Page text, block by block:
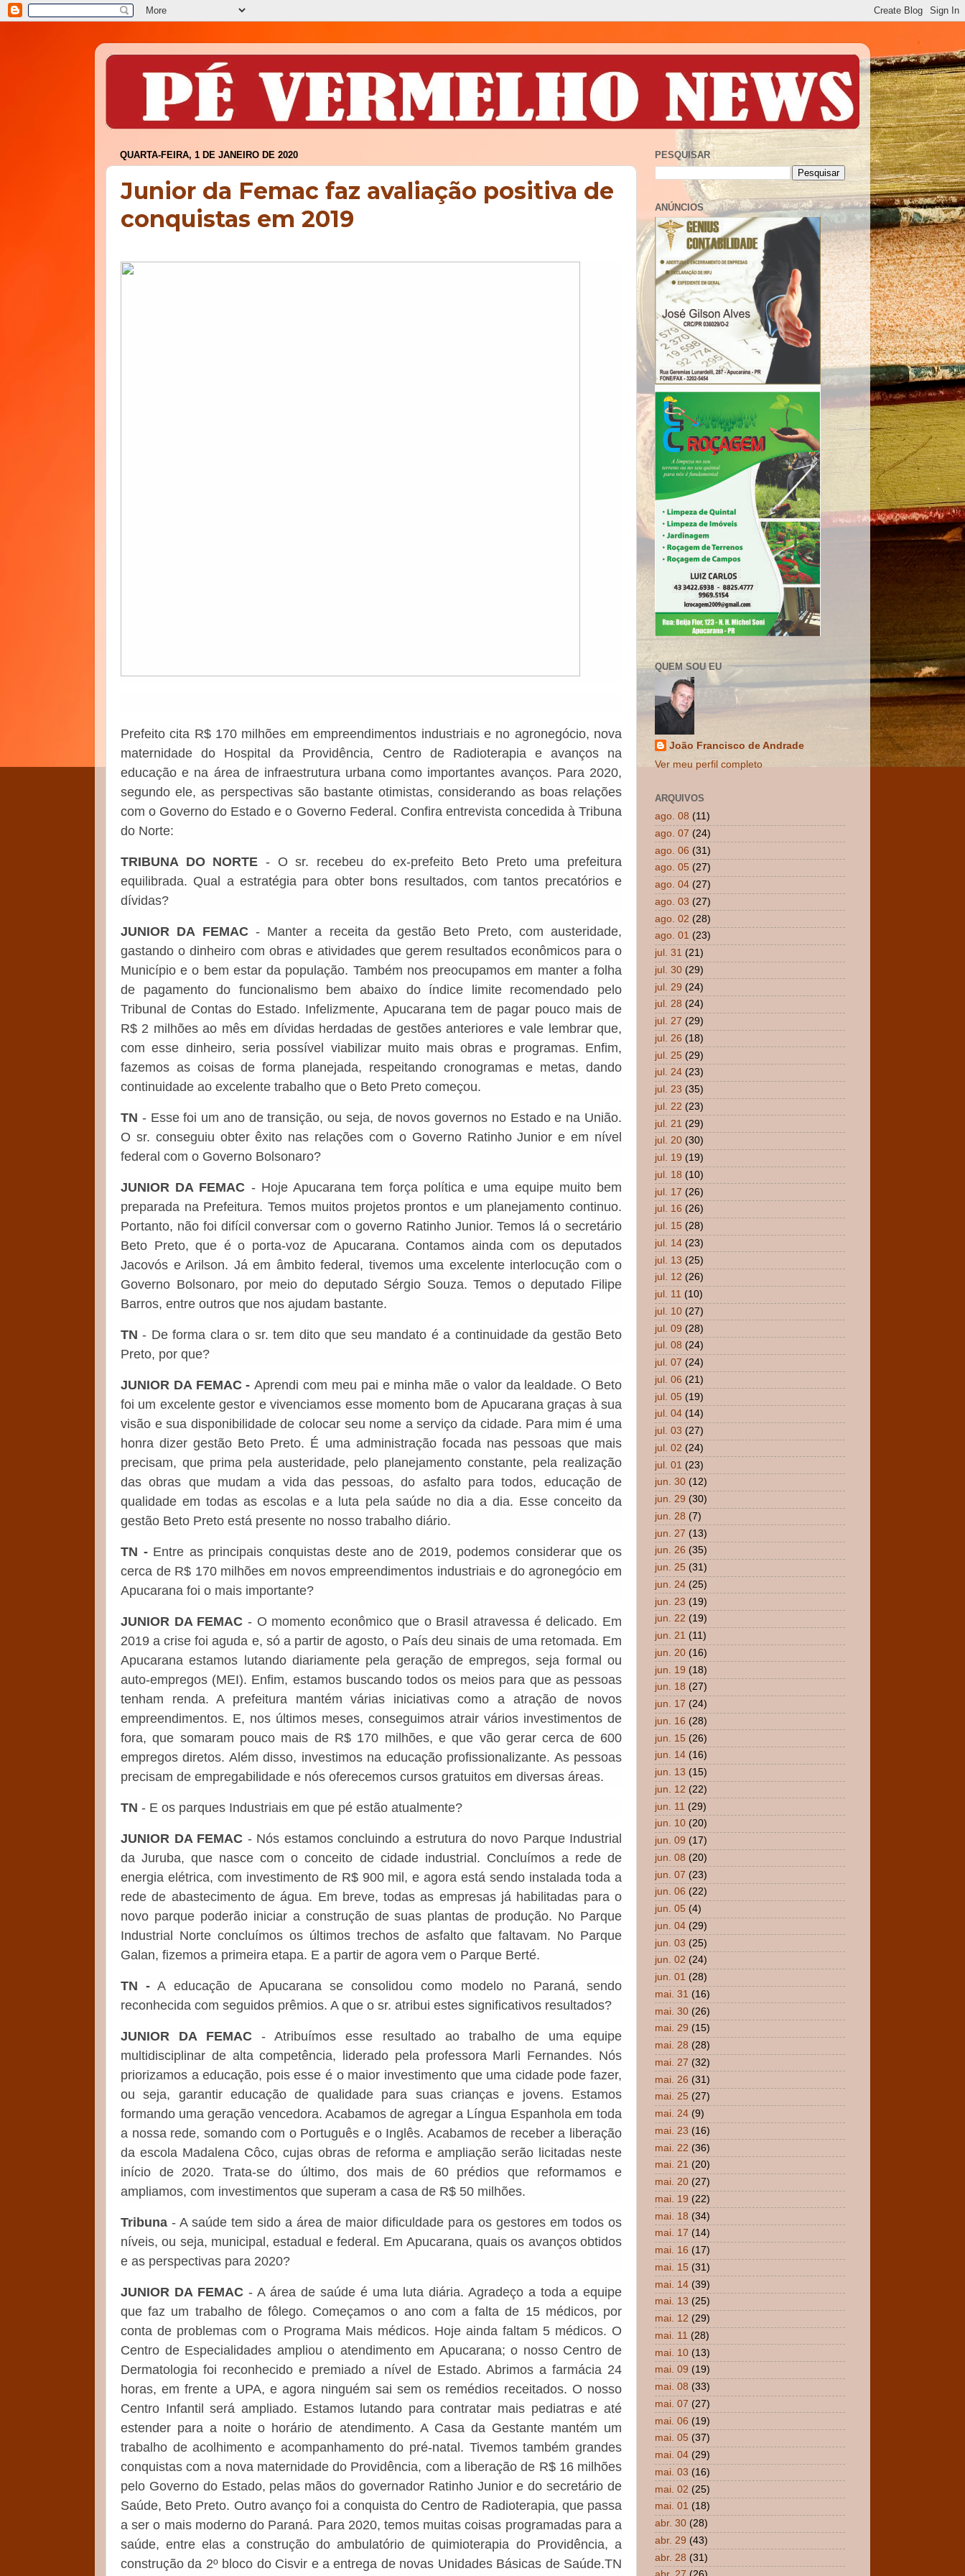
QUARTA-FEIRA, 1 DE JANEIRO DE 2020
Junior da Femac faz avaliação positiva de
conquistas em 2019
Prefeito cita R$ 170 milhões em empreendimentos industriais e no agronegócio, nova
maternidade do Hospital da Providência, Centro de Radioterapia e avanços na
educação e na área de infraestrutura urbana como importantes avanços. Para 2020,
segundo ele, as perspectivas são bastante otimistas, considerando as boas relações
com o Governo do Estado e o Governo Federal. Confira entrevista concedida à Tribuna
do Norte:
TRIBUNA DO NORTE - O sr. recebeu do ex-prefeito Beto Preto uma prefeitura
equilibrada. Qual a estratégia para obter bons resultados, com tantos precatórios e
dívidas?
JUNIOR DA FEMAC- Manter a receita da gestão Beto Preto, com austeridade,
gastando o dinheiro com obras e atividades que gerem resultados econômicos para o
Município e o bem estar da população. Também nos preocupamos em manter a folha
de pagamento do funcionalismo bem abaixo do índice limite recomendado pelo
Tribunal de Contas do Estado. Infelizmente, Apucarana tem de pagar pouco mais de
R$ 2 milhões ao mês em dívidas herdadas de gestões anteriores e vale lembrar que,
com esse dinheiro, seria possível viabilizar muito mais obras e programas. Enfim,
fazemos as coisas de forma planejada, respeitando cronogramas e metas, dando
continuidade ao excelente trabalho que o Beto Preto começou.
TN - Esse foi um ano de transição, ou seja, de novos governos no Estado e na União.
O sr. conseguiu obter êxito nas relações com o Governo Ratinho Junior e em nível
federal com o Governo Bolsonaro?
JUNIOR DA FEMAC - Hoje Apucarana tem força política e uma equipe muito bem
preparada na Prefeitura. Temos muitos projetos prontos e um planejamento continuo.
Portanto, não foi difícil conversar com o governo Ratinho Junior. Temos lá o secretário
Beto Preto, que é o porta-voz de Apucarana. Contamos ainda com os deputados
Jacovós e Arilson. Já em âmbito federal, tivemos uma excelente interlocução com o
Governo Bolsonaro, por meio do deputado Sérgio Souza. Temos o deputado Filipe
Barros, entre outros que nos ajudam bastante.
TN - De forma clara o sr. tem dito que seu mandato é a continuidade da gestão Beto
Preto, por que?
JUNIOR DA FEMAC -Aprendi com meu pai e minha mãe o valor da lealdade. O Beto
foi um excelente gestor e vivenciamos esse momento bom de Apucarana graças à sua
visão e sua disponibilidade de colocar seu nome a serviço da cidade. Para mim é uma
honra dizer gestão Beto Preto. É uma administração focada nas pessoas que mais
precisam, que prima pela austeridade, pelo planejamento constante, pela realização
das obras que mudam a vida das pessoas, do asfalto para todos, educação de
qualidade em todas as escolas e a luta pela saúde no dia a dia. Esse conceito da
gestão Beto Preto está presente no nosso trabalho diário.
TN -Entre as principais conquistas deste ano de 2019, podemos considerar que os
cerca de R$ 170 milhões em novos empreendimentos industriais e do agronegócio em
Apucarana foi o mais importante?
JUNIOR DA FEMAC - O momento econômico que o Brasil atravessa é delicado. Em
2019 a crise foi aguda e, só a partir de agosto, o País deu sinais de uma retomada. Em
Apucarana estamos lutando diariamente pela geração de empregos, seja formal ou
auto-empregos (MEI). Enfim, estamos buscando todos os meios para que as pessoas
tenham renda. A prefeitura mantém várias iniciativas como a atração de novos
empreendimentos. E, nos últimos meses, conseguimos atrair vários investimentos de
fora, que somaram pouco mais de R$ 170 milhões, e que vão gerar cerca de 600
empregos diretos. Além disso, investimos na educação profissionalizante. As pessoas
precisam de empregabilidade e nós oferecemos cursos gratuitos em diversas áreas.
TN - E os parques Industriais em que pé estão atualmente?
JUNIOR DA FEMAC - Nós estamos concluindo a estrutura do novo Parque Industrial
da Juruba, que nasce com o conceito de cidade industrial. Concluímos a rede de
energia elétrica, com investimento de R$ 900 mil, e agora está sendo instalada toda a
rede de abastecimento de água. Em breve, todas as empresas já habilitadas para o
novo parque poderão iniciar a construção de suas plantas de produção. No Parque
Industrial Norte concluímos os últimos trechos de asfalto que faltavam. No Parque
Galan, fizemos a primeira etapa. E a partir de agora vem o Parque Berté.
TN - A educação de Apucarana se consolidou como modelo no Paraná, sendo
reconhecida com seguidos prêmios. A que o sr. atribui estes significativos resultados?
JUNIOR DA FEMAC - Atribuímos esse resultado ao trabalho de uma equipe
multidisciplinar de alta competência, liderado pela professora Marli Fernandes. Nós
priorizamos a educação, pois esse é o maior investimento que uma cidade pode fazer,
ou seja, garantir educação de qualidade para suas crianças e jovens. Estamos
formando uma geração vencedora. Acabamos de agregar a Língua Espanhola em toda
a nossa rede, somando com o Português e o Inglês. Acabamos de receber a liberação
da escola Madalena Côco, cujas obras de reforma e ampliação serão licitadas neste
início de 2020. Trata-se do último, dos mais de 60 prédios que reformamos e
ampliamos, com investimentos que superam a casa de R$ 50 milhões.
Tribuna - A saúde tem sido a área de maior dificuldade para os gestores em todos os
níveis, ou seja, municipal, estadual e federal. Em Apucarana, quais os avanços obtidos
e as perspectivas para 2020?
JUNIOR DA FEMAC - A área de saúde é uma luta diária. Agradeço a toda a equipe
que faz um trabalho de fôlego. Começamos o ano com a falta de 15 médicos, por
conta de problemas com o Programa Mais médicos. Hoje ainda faltam 5 médicos. O
Centro de Especialidades ampliou o atendimento em Apucarana; o nosso Centro de
Dermatologia foi reconhecido e premiado a nível de Estado. Abrimos a farmácia 24
horas, em frente a UPA, e agora ninguém sai sem os remédios receitados. O nosso
Centro Infantil será ampliado. Estamos lutando para contratar mais pediatras e até
estender para a noite o horário de atendimento. A Casa da Gestante mantém um
trabalho de acolhimento e acompanhamento do pré-natal. Tivemos também grandes
conquistas com a nova maternidade do Providência, com a liberação de R$ 16 milhões
pelo Governo do Estado, pelas mãos do governador Ratinho Junior e do secretário de
Saúde, Beto Preto. Outro avanço foi a conquista do Centro de Radioterapia, que passa
a ser o mais moderno do Paraná. Para 2020, temos muitas coisas programadas para a
saúde, entre elas a construção do ambulatório de quimioterapia do Providência, a
construção da 2º bloco do Cisvir e a entrega de novas Unidades Básicas de Saúde.TN
PESQUISAR
ANÚNCIOS
QUEM SOU EU
João Francisco de Andrade
Ver meu perfil completo
ARQUIVOS
ago. 08 (11)
ago. 07 (24)
ago. 06 (31)
ago. 05 (27)
ago. 04 (27)
ago. 03 (27)
ago. 02 (28)
ago. 01 (23)
jul. 31 (21)
jul. 30 (29)
jul. 29 (24)
jul. 28 (24)
jul. 27 (29)
jul. 26 (18)
jul. 25 (29)
jul. 24 (23)
jul. 23 (35)
jul. 22 (23)
jul. 21 (29)
jul. 20 (30)
jul. 19 (19)
jul. 18 (10)
jul. 17 (26)
jul. 16 (26)
jul. 15 (28)
jul. 14 (23)
jul. 13 (25)
jul. 12 (26)
jul. 11 (10)
jul. 10 (27)
jul. 09 (28)
jul. 08 (24)
jul. 07 (24)
jul. 06 (21)
jul. 05 (19)
jul. 04 (14)
jul. 03 (27)
jul. 02 (24)
jul. 01 (23)
jun. 30 (12)
jun. 29 (30)
jun. 28 (7)
jun. 27 (13)
jun. 26 (35)
jun. 25 (31)
jun. 24 (25)
jun. 23 (19)
jun. 22 (19)
jun. 21 (11)
jun. 20 (16)
jun. 19 (18)
jun. 18 (27)
jun. 17 (24)
jun. 16 (28)
jun. 15 (26)
jun. 14 (16)
jun. 13 (15)
jun. 12 (22)
jun. 11 (29)
jun. 10 (20)
jun. 09 (17)
jun. 08 (20)
jun. 07 (23)
jun. 06 (22)
jun. 05 (4)
jun. 04 (29)
jun. 03 (25)
jun. 02 (24)
jun. 01 (28)
mai. 31 (16)
mai. 30 (26)
mai. 29 (15)
mai. 28 (28)
mai. 27 (32)
mai. 26 (31)
mai. 25 (27)
mai. 24 (9)
mai. 23 (16)
mai. 22 (36)
mai. 21 (20)
mai. 20 (27)
mai. 19 (22)
mai. 18 (34)
mai. 17 (14)
mai. 16 (17)
mai. 15 (31)
mai. 14 (39)
mai. 13 (25)
mai. 12 (29)
mai. 11 (28)
mai. 10 (13)
mai. 09 (19)
mai. 08 (33)
mai. 07 (27)
mai. 06 (19)
mai. 05 (37)
mai. 04 (29)
mai. 03 (16)
mai. 02 (25)
mai. 01 (18)
abr. 30 (28)
abr. 29 (43)
abr. 28 (31)